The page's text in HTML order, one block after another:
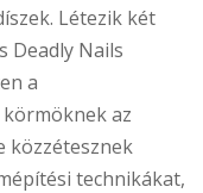
Létezik két
Deadly Nails
a
az
közzétesznek
technikákat,